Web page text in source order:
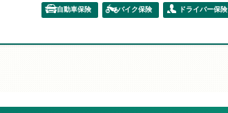
自動車保険 バイク保険 ドライバー保険